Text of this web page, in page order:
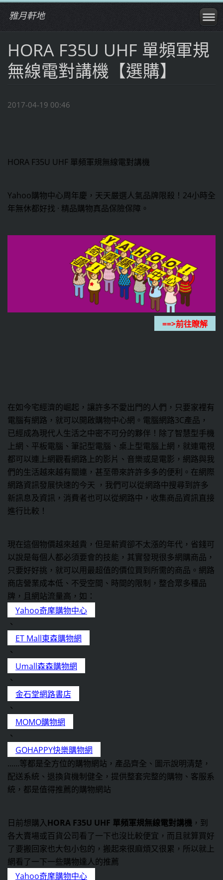
雅月軒地
HORA F35U UHF 單頻軍規
無線電對講機【選購】
2017-04-19 00:46
HORA F35U UHF 單頻軍規無線電對講機
Yahoo購物中心周年慶，天天嚴選人氣品牌限殺！24小時全
年無休都好找 · 精品購物真品保險保障。
在如今宅經濟的崛起，讓許多不愛出門的人們，只要家裡有
電腦有網路，就可以開啟購物中心網。電腦網路3C產品，
已經成為現代人生活之中密不可分的夥伴！除了智慧型手機
上網、平板電腦、筆記型電腦、桌上型電腦上網，就連電視
都可以連上網觀看網路上的影片、音樂或是電影，網路與我
們的生活越來越有關連，甚至帶來許許多多的便利。在網際
網路資訊發展快速的今天 ，我們可以從網路中搜尋到許多
新訊息及資訊，消費者也可以從網路中，收集商品資訊直接
進行比較！
現在這個物價越來越貴，但是薪資卻不太漲的年代，省錢可
以說是每個人都必須要會的技能，其實發現很多網購商品，
只要好好挑，就可以用最超值的價位買到所需的商品。網路
商店營業成本低、不受空間、時間的限制，整合眾多種品
牌，且網站流量高，如：
、
、
、
、
、
......等都是全方位的購物網站，產品齊全、圖示說明清楚，
配送系統、退換貨機制健全，提供整套完整的購物、客服系
統，都是值得推薦的購物網站
日前想購入HORA F35U UHF 單頻軍規無線電對講機，到
各大賣場或百貨公司看了一下也沒比較便宜，而且就算買好
了要搬回家也大包小包的，搬起來很麻煩又很累，所以就上
網看了一下一些購物達人的推薦